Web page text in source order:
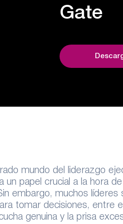
Gate
mundo del liderazgo
un papel crucial a la hora
embargo, muchos
tomar decisiones, entre
genuina y la prisa